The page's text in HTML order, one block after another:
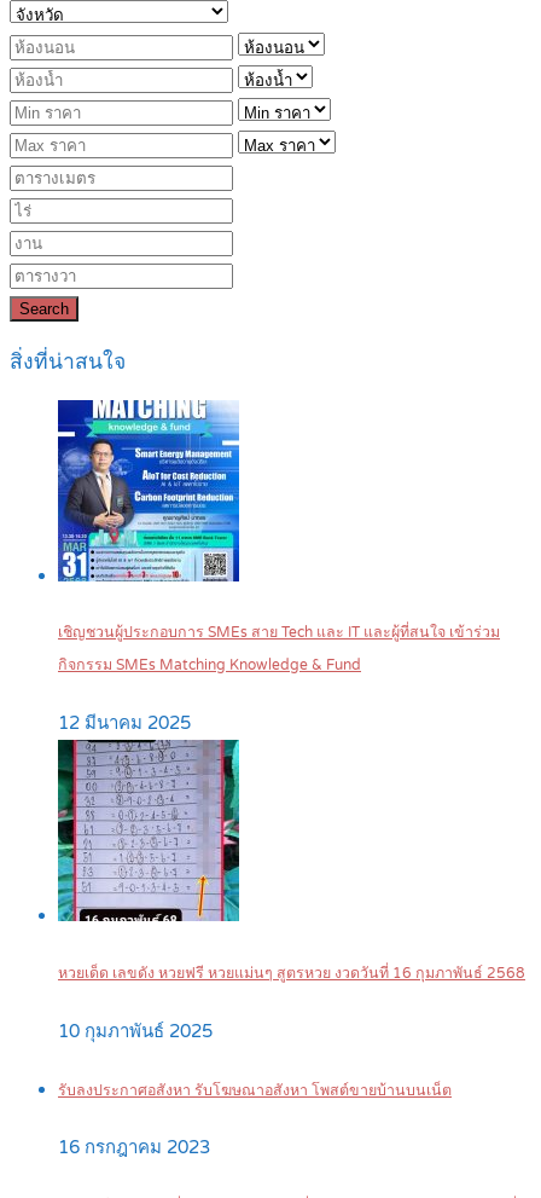
Search
สิ่งที่น่าสนใจ
เชิญชวนผู้ประกอบการ SMEs สาย Tech และ IT และผู้ที่สนใจ เข้าร่วม
กิจกรรม SMEs Matching Knowledge & Fund
12 มีนาคม 2025
หวยเด็ด เลขดัง หวยฟรี หวยแม่นๆ สูตรหวย งวดวันที่ 16 กุมภาพันธ์ 2568
10 กุมภาพันธ์ 2025
รับลงประกาศอสังหา รับโฆษณาอสังหา โพสต์ขายบ้านบนเน็ต
16 กรกฎาคม 2023